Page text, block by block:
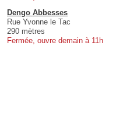
Dengo Abbesses
Rue Yvonne le Tac
290 mètres
Fermée, ouvre demain à 11h